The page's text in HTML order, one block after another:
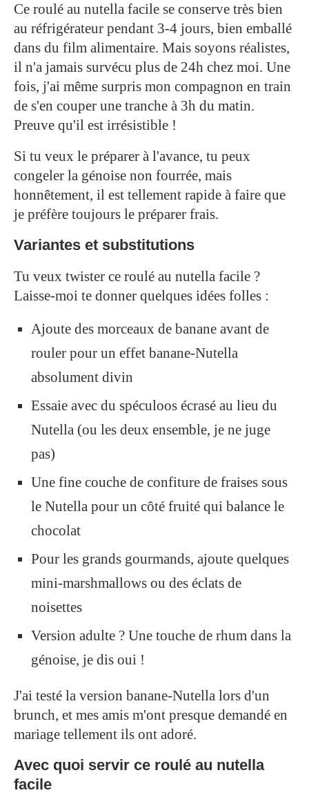
Ce roulé au nutella facile se conserve très bien
au réfrigérateur pendant 3-4 jours, bien emballé
dans du film alimentaire. Mais soyons réalistes,
il n'a jamais survécu plus de 24h chez moi. Une
fois, j'ai même surpris mon compagnon en train
de s'en couper une tranche à 3h du matin.
Preuve qu'il est irrésistible !
Si tu veux le préparer à l'avance, tu peux
congeler la génoise non fourrée, mais
honnêtement, il est tellement rapide à faire que
je préfère toujours le préparer frais.
Variantes et substitutions
Tu veux twister ce roulé au nutella facile ?
Laisse-moi te donner quelques idées folles :
Ajoute des morceaux de banane avant de
rouler pour un effet banane-Nutella
absolument divin
Essaie avec du spéculoos écrasé au lieu du
Nutella (ou les deux ensemble, je ne juge
pas)
Une fine couche de confiture de fraises sous
le Nutella pour un côté fruité qui balance le
chocolat
Pour les grands gourmands, ajoute quelques
mini-marshmallows ou des éclats de
noisettes
Version adulte ? Une touche de rhum dans la
génoise, je dis oui !
J'ai testé la version banane-Nutella lors d'un
brunch, et mes amis m'ont presque demandé en
mariage tellement ils ont adoré.
Avec quoi servir ce roulé au nutella
facile